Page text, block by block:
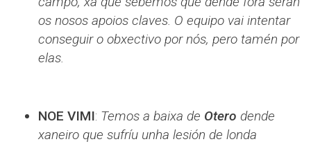
os nosos apoios claves. O equipo vai intentar
conseguir o obxectivo por nós, pero tamén por
elas.
NOE VIMI: Temos a baixa de Otero dende
xaneiro que sufríu unha lesión de londa